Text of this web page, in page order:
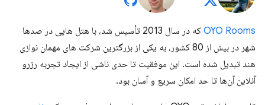
OYO Rooms
که در سال 2013 تأسیس شد، با هتل هایی در صدها
شهر در بیش از 80 کشور، به یکی از بزرگترین شرکت های مهمان نوازی
هند تبدیل شده است. این موفقیت تا حدی ناشی از ایجاد تجربه رزرو
آنلاین آن‌ها تا حد امکان سریع و آسان بود.